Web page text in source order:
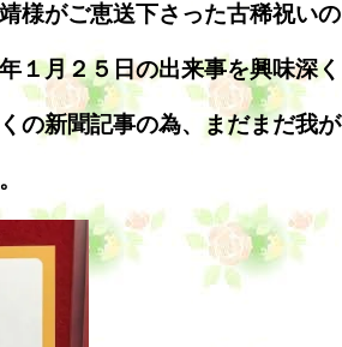
様がご恵送下さった古稀祝いの
１月２５日の出来事を興味深く
の新聞記事の為、まだまだ我が